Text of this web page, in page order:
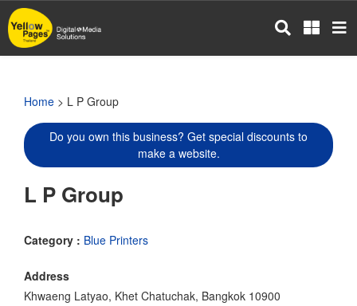
Skip
to
main
Home > L P Group
Do you own this business? Get special discounts to
make a website.
L P Group
Category : Blue Printers
Address
Khwaeng Latyao, Khet Chatuchak, Bangkok 10900